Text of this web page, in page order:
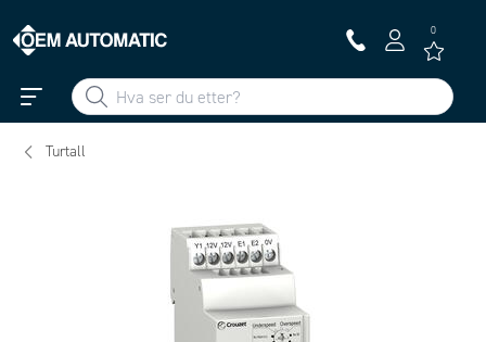
0
Turtall